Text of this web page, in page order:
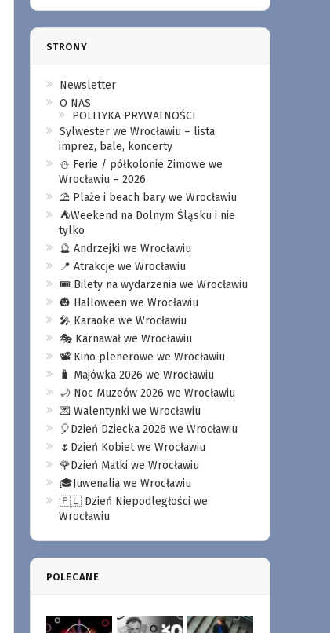
STRONY
Newsletter
O NAS
POLITYKA PRYWATNOŚCI
Sylwester we Wrocławiu – lista
imprez, bale, koncerty
⛄️ Ferie / półkolonie Zimowe we
Wrocławiu – 2026
⛱️ Plaże i beach bary we Wrocławiu
⛺️Weekend na Dolnym Śląsku i nie
tylko
🔮 Andrzejki we Wrocławiu
📍 Atrakcje we Wrocławiu
🎟️ Bilety na wydarzenia we Wrocławiu
🎃 Halloween we Wrocławiu
🎤 Karaoke we Wrocławiu
🎭 Karnawał we Wrocławiu
📽️ Kino plenerowe we Wrocławiu
🧳 Majówka 2026 we Wrocławiu
🌙 Noc Muzeów 2026 we Wrocławiu
💌 Walentynki we Wrocławiu
🎈Dzień Dziecka 2026 we Wrocławiu
🌷Dzień Kobiet we Wrocławiu
🌹Dzień Matki we Wrocławiu
🎓Juwenalia we Wrocławiu
🇵🇱 Dzień Niepodległości we
Wrocławiu
POLECANE